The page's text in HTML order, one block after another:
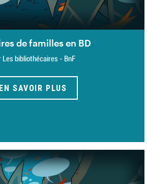
de familles en BD
Les bibliothécaires - BnF
EN SAVOIR PLUS